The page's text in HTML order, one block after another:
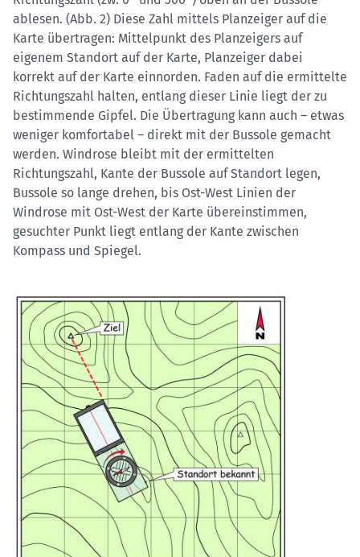
ablesen. (Abb. 2) Diese Zahl mittels Planzeiger auf die
Karte übertragen: Mittelpunkt des Planzeigers auf
eigenem Standort auf der Karte, Planzeiger dabei
korrekt auf der Karte einnorden. Faden auf die ermittelte
Richtungszahl halten, entlang dieser Linie liegt der zu
bestimmende Gipfel. Die Übertragung kann auch – etwas
weniger komfortabel – direkt mit der Bussole gemacht
werden. Windrose bleibt mit der ermittelten
Richtungszahl, Kante der Bussole auf Standort legen,
Bussole so lange drehen, bis Ost-West Linien der
Windrose mit Ost-West der Karte übereinstimmen,
gesuchter Punkt liegt entlang der Kante zwischen
Kompass und Spiegel.